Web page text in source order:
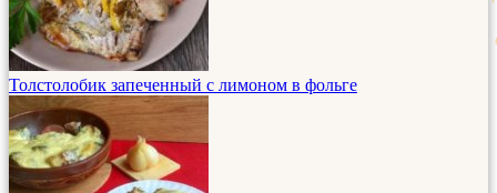
Толстолобик запеченный с лимоном в фольге